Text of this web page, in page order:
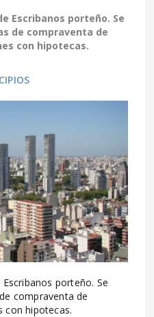
Escribanos porteño. Se
de compraventa de
con hipotecas.
porteño. Se
compraventa de
con hipotecas.